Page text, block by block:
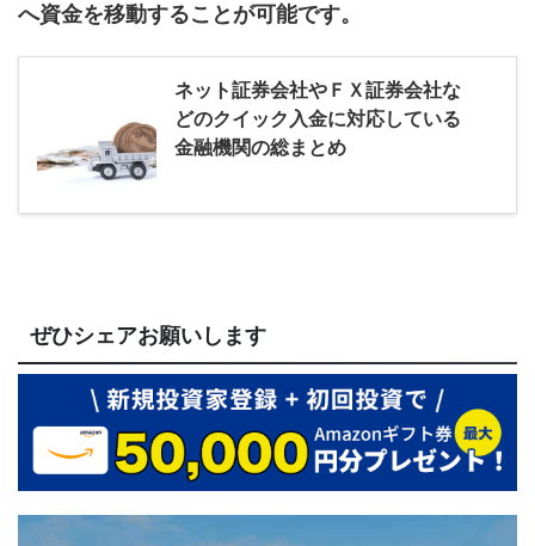
へ資金を移動することが可能です。
ネット証券会社やＦＸ証券会社な
どのクイック入金に対応している
金融機関の総まとめ
ぜひシェアお願いします